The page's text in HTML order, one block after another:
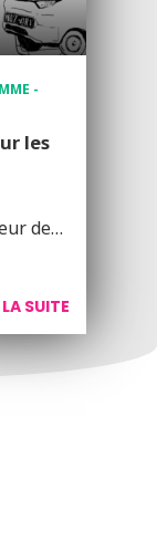
-
les
de…
LA SUITE